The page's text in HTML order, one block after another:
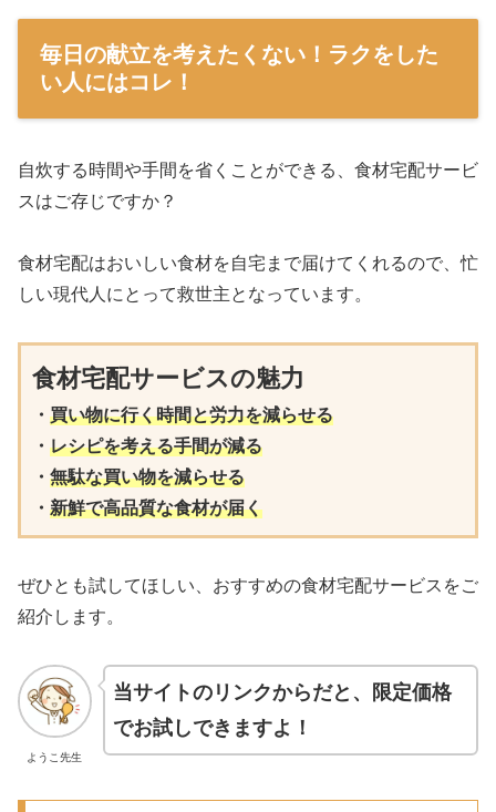
毎日の献立を考えたくない！ラクをした
い人にはコレ！
自炊する時間や手間を省くことができる、食材宅配サービ
スはご存じですか？
食材宅配はおいしい食材を自宅まで届けてくれるので、忙
しい現代人にとって救世主となっています。
・ 買い物に行く時間と労力を減らせる
・ レシピを考える手間が減る
・
・ 新鮮で高品質な食材が届く
ぜひとも試してほしい、おすすめの食材宅配サービスをご
紹介します。
ようこ先生
当サイトのリンクからだと、限定価格
でお試しできますよ！